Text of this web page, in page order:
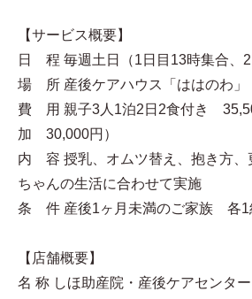
【サービス概要】
日 程 毎週土日（1日目13時集合、2
場 所 産後ケアハウス「ははのわ」
費 用 親子3人1泊2日2食付き
加 30,000円）
内 容 授乳、オムツ替え、抱き方、
ちゃんの生活に合わせて実施
条 件 産後1ヶ月未満のご家族 各1
【店舗概要】
名 称 しほ助産院・産後ケアセンター